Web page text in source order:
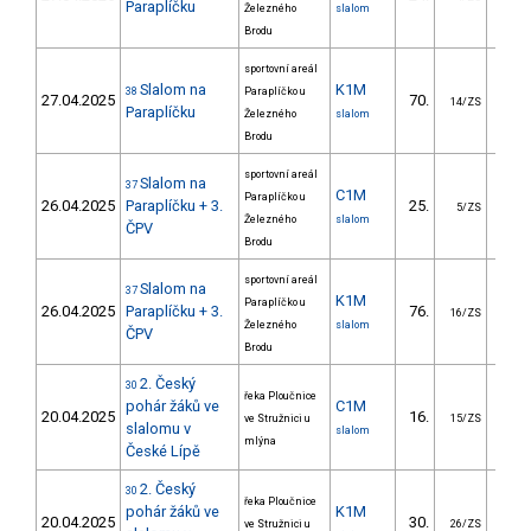
Paraplíčku
Železného
Brodu
slalom
27.04.2025 38 Slalom na
Paraplíčku
sportovní areál
Paraplíčko u
Železného
Brodu
K1M
slalom
70. 14/ZS
26.04.2025
37 Slalom na
Paraplíčku + 3.
ČPV
sportovní areál
Paraplíčko u
Železného
Brodu
C1M
slalom
25. 5/ZS
26.04.2025
37 Slalom na
Paraplíčku + 3.
ČPV
sportovní areál
Paraplíčko u
Železného
Brodu
K1M
slalom
76. 16/ZS
20.04.2025
30 2. Český
pohár žáků ve
slalomu v
České Lípě
řeka Ploučnice
ve Stružnici u
mlýna
C1M
slalom
16. 15/ZS
20.04.2025
30 2. Český
pohár žáků ve
řeka Ploučnice
ve Stružnici u
K1M
30. 26/ZS